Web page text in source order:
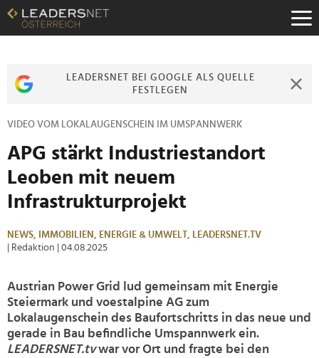
Zum
Inhalt
Zur
Zur
LEADERSNET BEI GOOGLE ALS QUELLE
FESTLEGEN
VIDEO VOM LOKALAUGENSCHEIN IM UMSPANNWERK
APG stärkt Industriestandort
Leoben mit neuem
Infrastrukturprojekt
NEWS, IMMOBILIEN, ENERGIE & UMWELT, LEADERSNET.TV
| Redaktion
| 04.08.2025
Austrian Power Grid lud gemeinsam mit Energie
Steiermark und voestalpine AG zum
Lokalaugenschein des Baufortschritts in das neue und
gerade in Bau befindliche Umspannwerk ein.
LEADERSNET.tvwar vor Ort und fragte bei den